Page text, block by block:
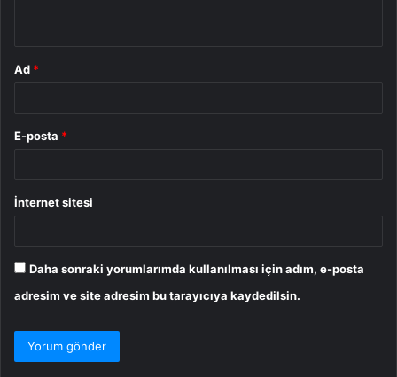
Ad *
E-posta *
İnternet sitesi
Daha sonraki yorumlarımda kullanılması için adım, e-posta
adresim ve site adresim bu tarayıcıya kaydedilsin.